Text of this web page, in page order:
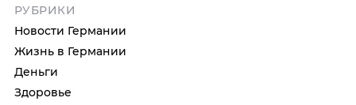
РУБРИКИ
Новости Германии
Жизнь в Германии
Деньги
Здоровье